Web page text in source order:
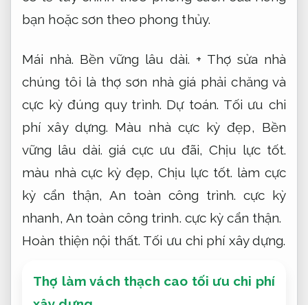
bạn hoặc sơn theo phong thủy.
Mái nhà. Bền vững lâu dài. + Thợ sửa nhà
chúng tôi là thợ sơn nhà giá phải chăng và
cực kỳ đúng quy trình. Dự toán. Tối ưu chi
phí xây dựng. Màu nhà cực kỳ đẹp, Bền
vững lâu dài. giá cực ưu đãi, Chịu lực tốt.
màu nhà cực kỳ đẹp, Chịu lực tốt. làm cực
kỳ cẩn thận, An toàn công trình. cực kỳ
nhanh, An toàn công trình. cực kỳ cẩn thận.
Hoàn thiện nội thất. Tối ưu chi phí xây dựng.
Thợ làm vách thạch cao tối ưu chi phí